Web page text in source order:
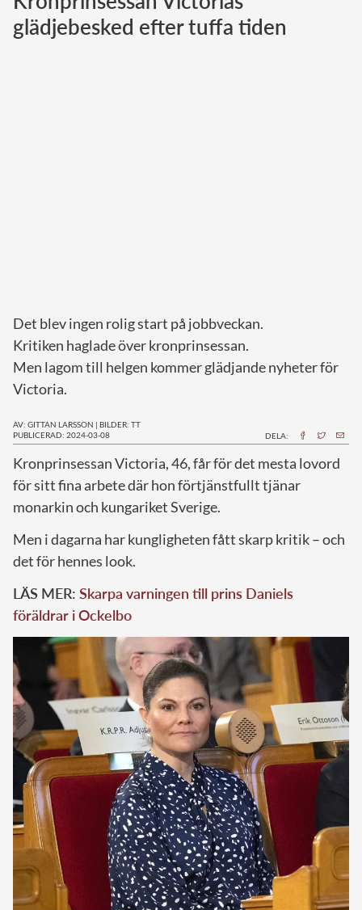
Norska kungahuset
glädjebesked efter tuffa tiden
Det blev ingen rolig start på jobbveckan.
Kritiken haglade över kronprinsessan.
Men lagom till helgen kommer glädjande nyheter för
Victoria.
AV: GITTAN LARSSON | BILDER: TT
PUBLICERAD: 2024-03-08
DELA:
Kronprinsessan Victoria, 46, får för det mesta lovord
för sitt fina arbete där hon förtjänstfullt tjänar
monarkin och kungariket Sverige.
Men i dagarna har kungligheten fått skarp kritik – och
det för hennes look.
LÄS MER: Skarpa varningen till prins Daniels
föräldrar i Ockelbo